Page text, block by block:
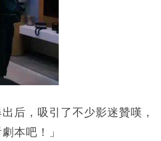
后，吸引了不少影迷贊嘆，
本吧！」